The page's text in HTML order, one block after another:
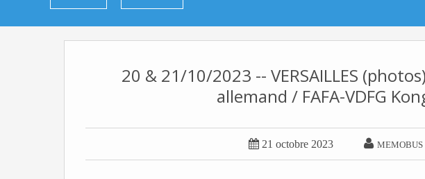
20 & 21/10/2023 -- VERSAILLES
allemand / FAFA-VDFG
 21 octobre 2023  MEMOBUS